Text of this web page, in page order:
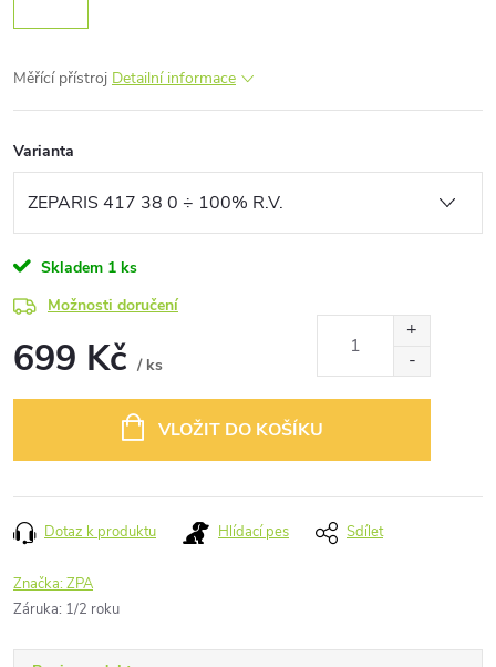
Měřící přístroj Detailní informace
Varianta
Skladem 1 ks
Možnosti doručení
699 Kč / ks
VLOŽIT DO KOŠÍKU
Dotaz k produktu Hlídací pes Sdílet
Značka:ZPA
Záruka: 1/2 roku